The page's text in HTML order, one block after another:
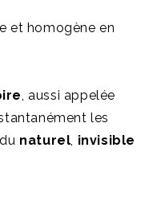
et homogène en
, aussi appelée
les
naturel, invisible